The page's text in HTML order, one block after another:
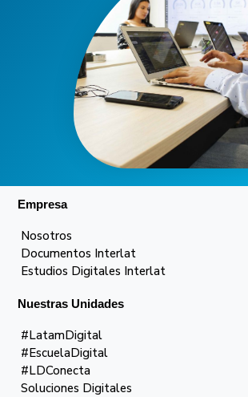
Empresa
Nosotros
Documentos Interlat
Estudios Digitales Interlat
Nuestras Unidades
#LatamDigital
#EscuelaDigital
#LDConecta
Soluciones Digitales